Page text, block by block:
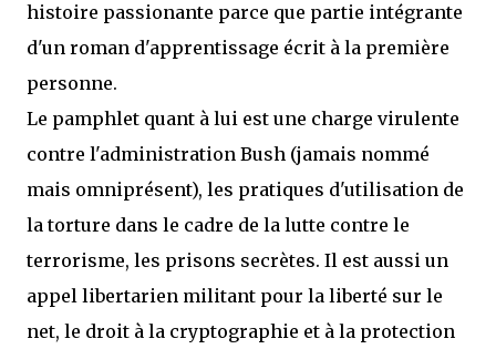
histoire passionante parce que partie intégrante
d'un roman d'apprentissage écrit à la première
personne.
Le pamphlet quant à lui est une charge virulente
contre l'administration Bush (jamais nommé
mais omniprésent), les pratiques d'utilisation de
la torture dans le cadre de la lutte contre le
terrorisme, les prisons secrètes. Il est aussi un
appel libertarien militant pour la liberté sur le
net, le droit à la cryptographie et à la protection